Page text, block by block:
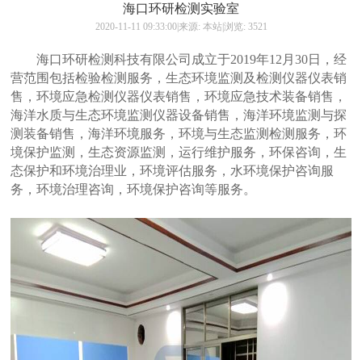
海口环研检测实验室
2020-11-11 09:33:00|来源: 本站|浏览: 3521
海口环研检测科技有限公司成立于2019年12月30日，经
营范围包括检验检测服务，生态环境监测及检测仪器仪表销
售，环境应急检测仪器仪表销售，环境应急技术装备销售，
海洋水质与生态环境监测仪器设备销售，海洋环境监测与探
测装备销售，海洋环境服务，环境与生态监测检测服务，环
境保护监测，生态资源监测，运行维护服务，环保咨询，生
态保护和环境治理业，环境评估服务，水环境保护咨询服
务，环境治理咨询，环境保护咨询等服务。